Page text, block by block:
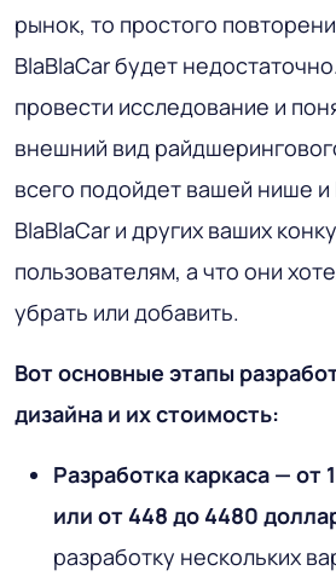
рынок, то простого
BlaBlaCar будет
провести исследование и
внешний вид
всего подойдет вашей нише и
BlaBlaCar и других ваших
пользователям, а что они
убрать или добавить.
Вот основные этапы
дизайна и их стоимость:
Разработка каркаса — от
или от 448 до 4480
разработку нескольких